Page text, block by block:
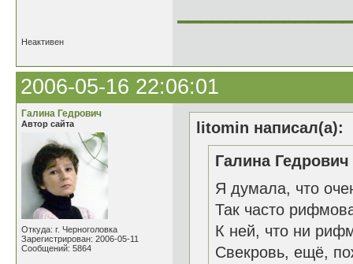
Неактивен
2006-05-16 22:06:01
Галина Гедрович
Автор сайта
Откуда: г. Черноголовка
Зарегистрирован: 2006-05-11
Сообщений: 5864
litomin написал(а):
Галина
Я думала, что
Так часто
К ней, что ни
Свекровь, ещё,